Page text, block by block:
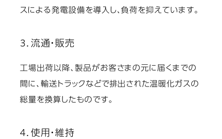
スによる発電設備を導入し、負荷を抑えています。
3．流通・販売
工場出荷以降、製品がお客さまの元に届くまでの
間に、輸送トラックなどで排出された温暖化ガスの
総量を換算したものです。
4．使用・維持